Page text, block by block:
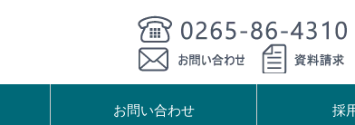
お問い合わせ 採